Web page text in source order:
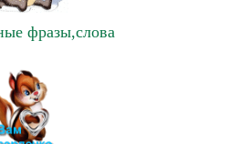
фразы,слова